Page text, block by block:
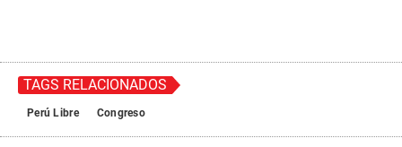
TAGS RELACIONADOS
Perú Libre Congreso